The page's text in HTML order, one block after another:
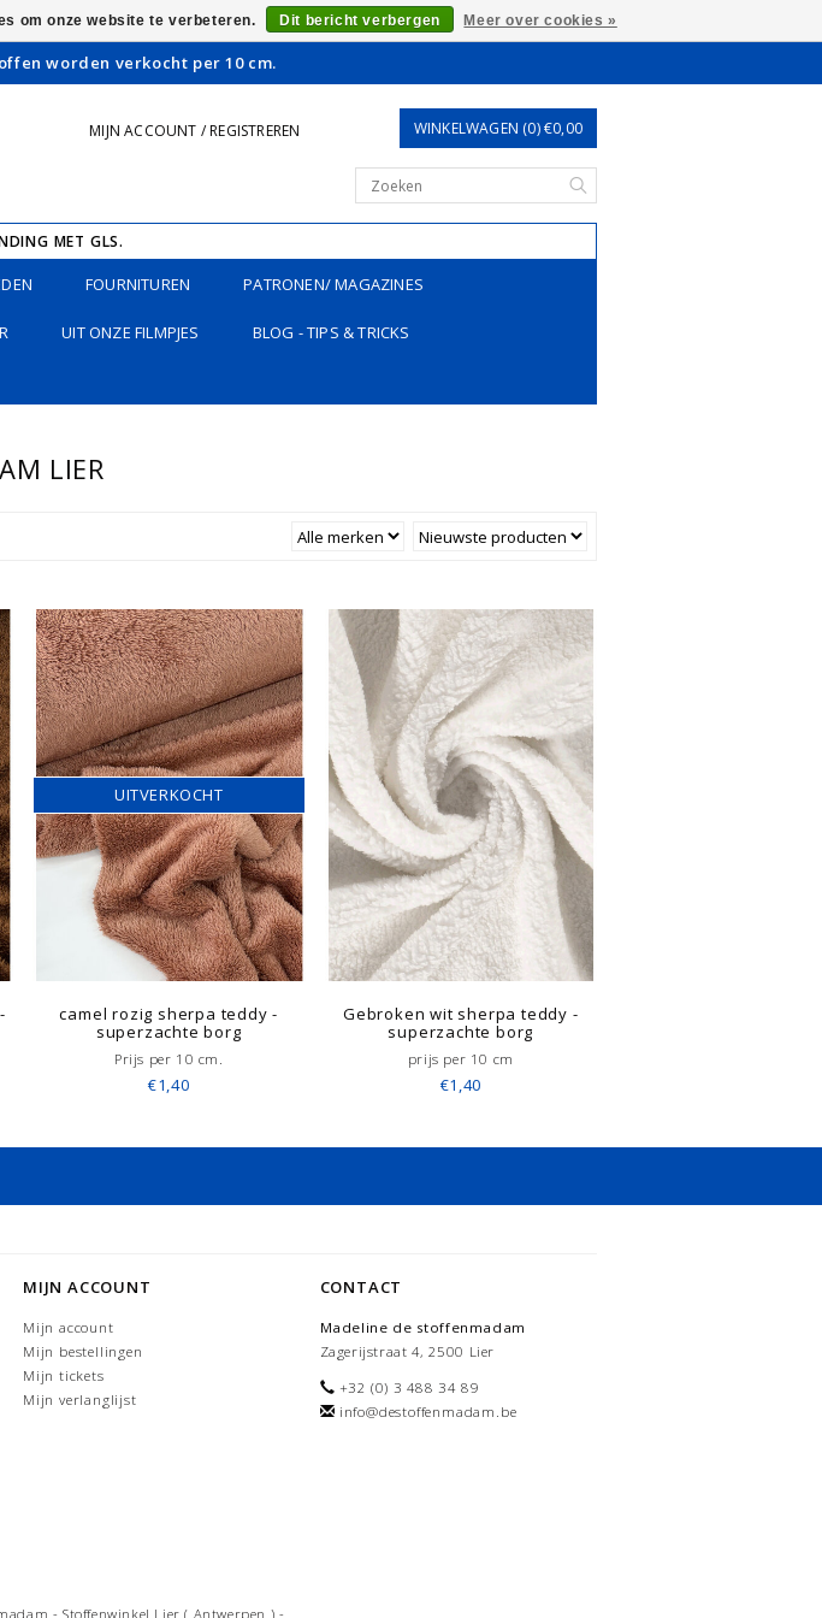
worden verkocht per 10 cm.
MIJN ACCOUNT / REGISTREREN WINKELWAGEN (0) €0,00
MET GLS.
FOURNITUREN PATRONEN/ MAGAZINES
UIT ONZE FILMPJES BLOG - TIPS & TRICKS
LIER
UITVERKOCHT
camel rozig sherpa teddy -
superzachte borg
Prijs per 10 cm.
€1,40
Gebroken wit sherpa teddy -
superzachte borg
prijs per 10 cm
€1,40
MIJN ACCOUNT
Mijn account
Mijn bestellingen
Mijn tickets
Mijn verlanglijst
CONTACT
Madeline de stoffenmadam
Zagerijstraat 4, 2500 Lier
+32 (0) 3 488 34 89
info@destoffenmadam.be
- Stoffenwinkel Lier ( Antwerpen ) -
om onze website te verbeteren. Dit bericht verbergen Meer over cookies »